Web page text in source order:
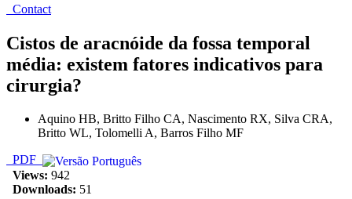
Contact
Cistos de aracnóide da fossa temporal
média: existem fatores indicativos para
cirurgia?
Aquino HB, Britto Filho CA, Nascimento RX, Silva CRA,
Britto WL, Tolomelli A, Barros Filho MF
PDF
Views: 942
Downloads: 51